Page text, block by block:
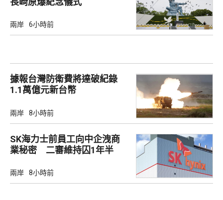
兩岸 6小時前
據報台灣防衛費將達破紀錄
1.1萬億元新台幣
兩岸 8小時前
SK海力士前員工向中企洩商
業秘密 二審維持囚1年半
兩岸 8小時前